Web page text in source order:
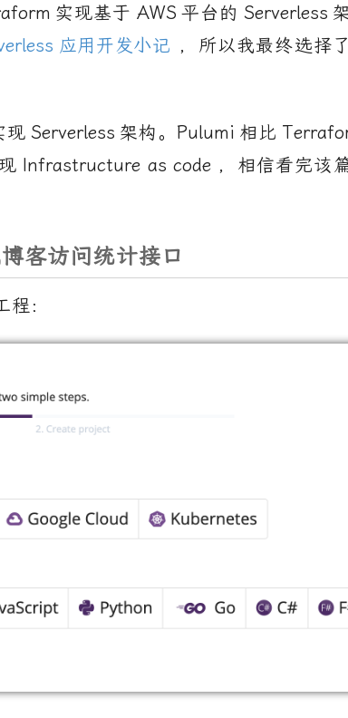
实现基于 AWS 平台的 Serverless
应用开发小记 ，所以我最终选择
现 Serverless 架构。 Pulumi 相比
Infrastructure as code ，相信看完该
客访问统计接口
程：